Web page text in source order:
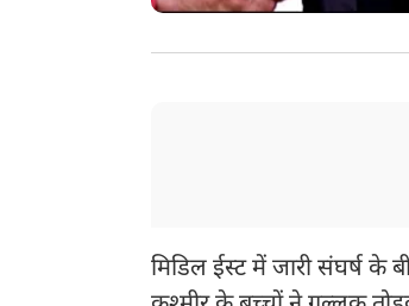
मिडिल ईस्ट में जारी संघर्ष के